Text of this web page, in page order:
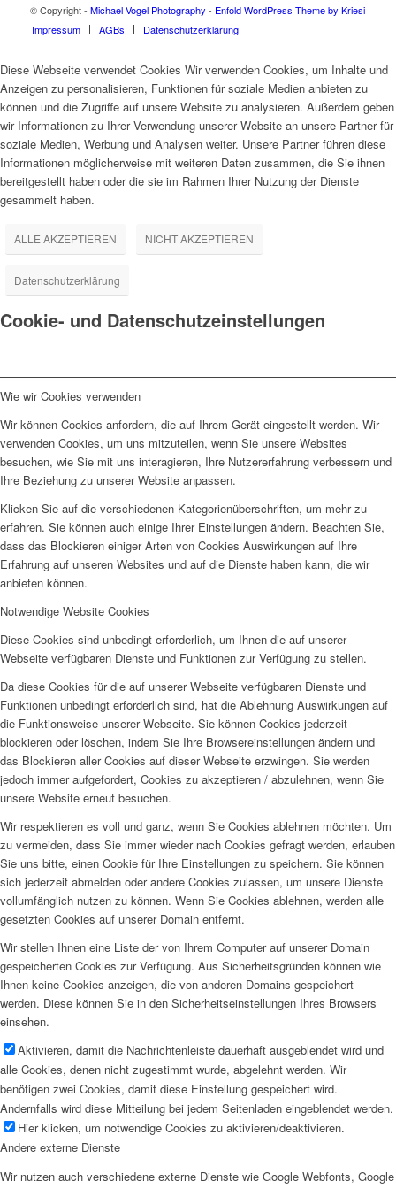
© Copyright - Michael Vogel Photography - Enfold WordPress Theme by Kriesi
Impressum
AGBs Datenschutzerklärung
Diese Webseite verwendet Cookies Wir verwenden Cookies, um Inhalte und
Anzeigen zu personalisieren, Funktionen für soziale Medien anbieten zu
können und die Zugriffe auf unsere Website zu analysieren. Außerdem geben
wir Informationen zu Ihrer Verwendung unserer Website an unsere Partner für
soziale Medien, Werbung und Analysen weiter. Unsere Partner führen diese
Informationen möglicherweise mit weiteren Daten zusammen, die Sie ihnen
bereitgestellt haben oder die sie im Rahmen Ihrer Nutzung der Dienste
gesammelt haben.
ALLE AKZEPTIEREN NICHT AKZEPTIEREN
Datenschutzerklärung
Cookie- und Datenschutzeinstellungen
Wie wir Cookies verwenden
Wir können Cookies anfordern, die auf Ihrem Gerät eingestellt werden. Wir
verwenden Cookies, um uns mitzuteilen, wenn Sie unsere Websites
besuchen, wie Sie mit uns interagieren, Ihre Nutzererfahrung verbessern und
Ihre Beziehung zu unserer Website anpassen.
Klicken Sie auf die verschiedenen Kategorienüberschriften, um mehr zu
erfahren. Sie können auch einige Ihrer Einstellungen ändern. Beachten Sie,
dass das Blockieren einiger Arten von Cookies Auswirkungen auf Ihre
Erfahrung auf unseren Websites und auf die Dienste haben kann, die wir
anbieten können.
Notwendige Website Cookies
Diese Cookies sind unbedingt erforderlich, um Ihnen die auf unserer
Webseite verfügbaren Dienste und Funktionen zur Verfügung zu stellen.
Da diese Cookies für die auf unserer Webseite verfügbaren Dienste und
Funktionen unbedingt erforderlich sind, hat die Ablehnung Auswirkungen auf
die Funktionsweise unserer Webseite. Sie können Cookies jederzeit
blockieren oder löschen, indem Sie Ihre Browsereinstellungen ändern und
das Blockieren aller Cookies auf dieser Webseite erzwingen. Sie werden
jedoch immer aufgefordert, Cookies zu akzeptieren / abzulehnen, wenn Sie
unsere Website erneut besuchen.
Wir respektieren es voll und ganz, wenn Sie Cookies ablehnen möchten. Um
zu vermeiden, dass Sie immer wieder nach Cookies gefragt werden, erlauben
Sie uns bitte, einen Cookie für Ihre Einstellungen zu speichern. Sie können
sich jederzeit abmelden oder andere Cookies zulassen, um unsere Dienste
vollumfänglich nutzen zu können. Wenn Sie Cookies ablehnen, werden alle
gesetzten Cookies auf unserer Domain entfernt.
Wir stellen Ihnen eine Liste der von Ihrem Computer auf unserer Domain
gespeicherten Cookies zur Verfügung. Aus Sicherheitsgründen können wie
Ihnen keine Cookies anzeigen, die von anderen Domains gespeichert
werden. Diese können Sie in den Sicherheitseinstellungen Ihres Browsers
einsehen.
Aktivieren, damit die Nachrichtenleiste dauerhaft ausgeblendet wird und
alle Cookies, denen nicht zugestimmt wurde, abgelehnt werden. Wir
benötigen zwei Cookies, damit diese Einstellung gespeichert wird.
Andernfalls wird diese Mitteilung bei jedem Seitenladen eingeblendet werden.
Hier klicken, um notwendige Cookies zu aktivieren/deaktivieren.
Andere externe Dienste
Wir nutzen auch verschiedene externe Dienste wie Google Webfonts, Google